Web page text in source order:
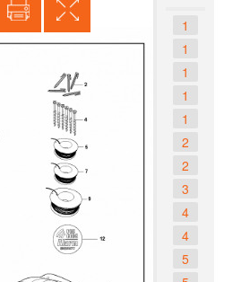
1
1
1
1
1
2
2
3
4
4
5